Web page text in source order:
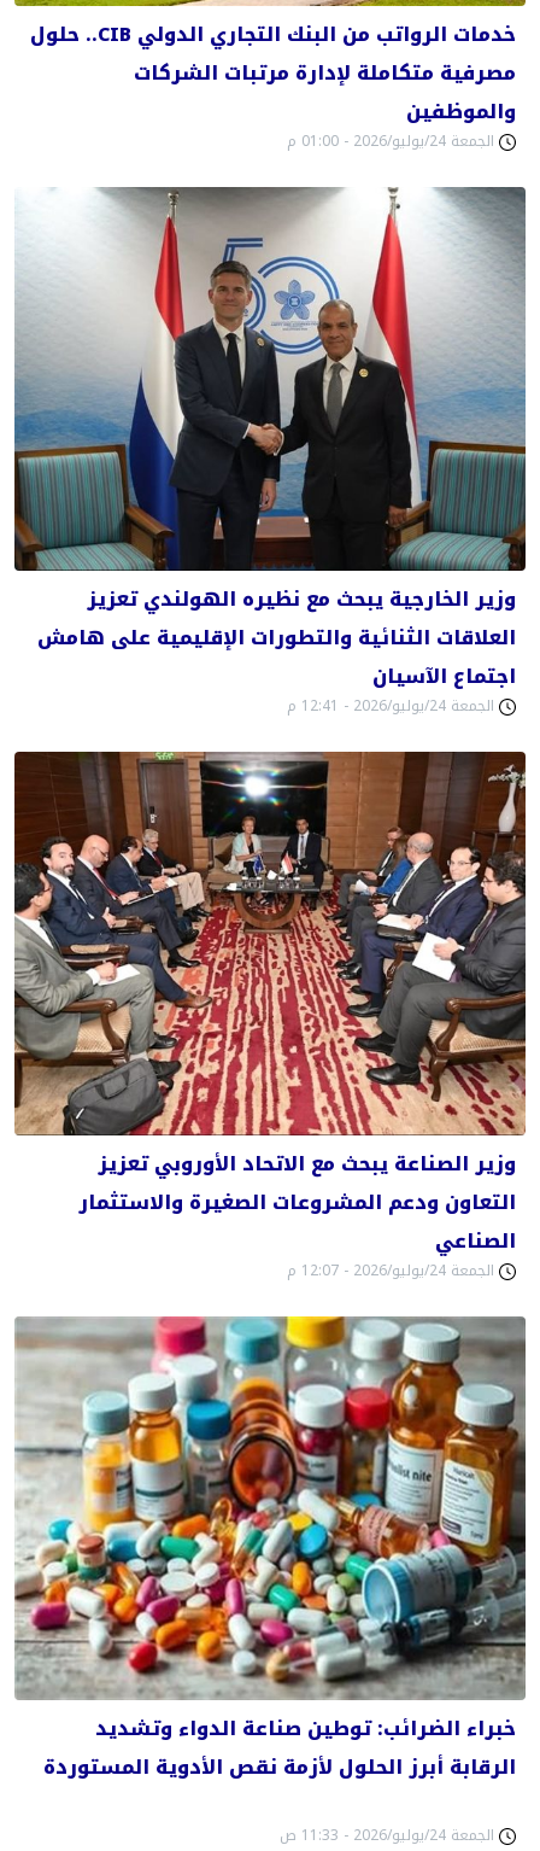
خدمات الرواتب من البنك التجاري الدولي CIB.. حلول
مصرفية متكاملة لإدارة مرتبات الشركات
والموظفين
الجمعة 24/يوليو/2026 - 01:00 م
وزير الخارجية يبحث مع نظيره الهولندي تعزيز
العلاقات الثنائية والتطورات الإقليمية على هامش
اجتماع الآسيان
الجمعة 24/يوليو/2026 - 12:41 م
وزير الصناعة يبحث مع الاتحاد الأوروبي تعزيز
التعاون ودعم المشروعات الصغيرة والاستثمار
الصناعي
الجمعة 24/يوليو/2026 - 12:07 م
خبراء الضرائب: توطين صناعة الدواء وتشديد
الرقابة أبرز الحلول لأزمة نقص الأدوية المستوردة
الجمعة 24/يوليو/2026 - 11:33 ص